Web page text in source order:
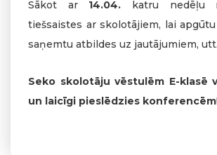
Sākot ar 14.04. katru nedēļu
tiešsaistes ar skolotājiem, lai
saņemtu atbildes uz jautājumiem, utt.
Seko skolotāju vēstulēm E-klasē
un laicīgi pieslēdzies konferencēm!